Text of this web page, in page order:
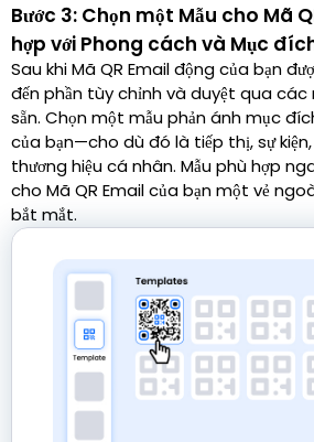
Bước 3: Chọn một Mẫu cho Mã
hợp với Phong cách và Mục
Sau khi Mã QR Email động của bạn
đến phần tùy chỉnh và duyệt qua các
sẵn. Chọn một mẫu phản ánh mục
của bạn—cho dù đó là tiếp thị, sự
thương hiệu cá nhân. Mẫu phù hợp
cho Mã QR Email của bạn một vẻ
bắt mắt.